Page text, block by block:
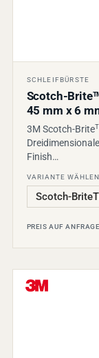
SCHLEIFBÜRSTE
Scotch-Brite
45 mm x 6
3M Scotch-Brite
Finish…
VARIANTE WÄHLEN
PREIS AUF ANFRAGE